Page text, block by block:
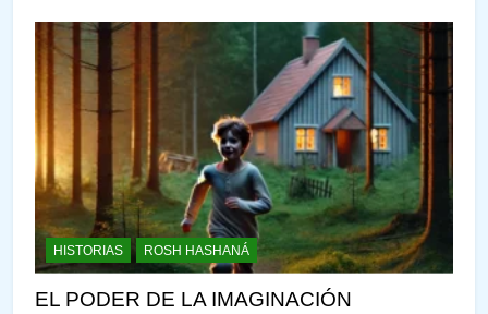
HISTORIAS ROSH HASHANÁ
EL PODER DE LA IMAGINACIÓN